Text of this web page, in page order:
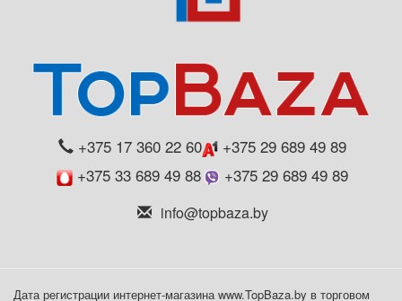
+375 17 360 22 60
+375 29 689 49 89
+375 33 689 49 88
+375 29 689 49 89
info@topbaza.by
Дата регистрации интернет-магазина www.TopBaza.by в торговом